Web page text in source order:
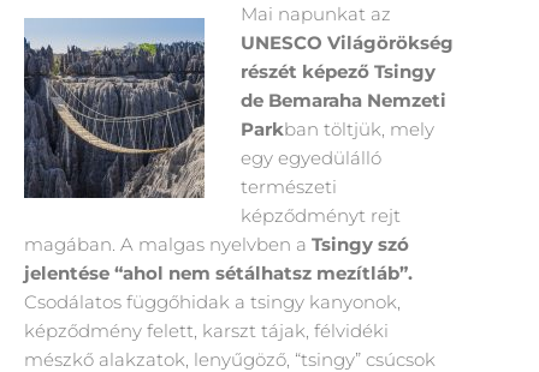
Mai napunkat az
UNESCO Világörökség
részét képező Tsingy
de Bemaraha Nemzeti
Parkban töltjük, mely
egy egyedülálló
természeti
képződményt rejt
magában. A malgas nyelvben a Tsingy szó
jelentése “ahol nem sétálhatsz mezítláb”.
Csodálatos függőhidak a tsingy kanyonok,
képződmény felett, karszt tájak, félvidéki
mészkő alakzatok, lenyűgöző, “tsingy” csúcsok